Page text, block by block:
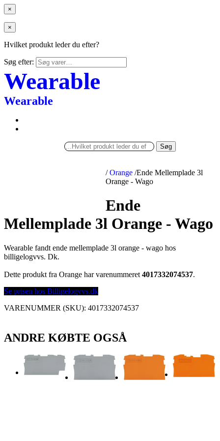
×
×
Hvilket produkt leder du efter?
Søg efter:
Wearable
Wearable
Søg
/ Orange /Ende Mellemplade 3l
Orange - Wago
Ende
Mellemplade 3l Orange - Wago
Wearable fandt ende mellemplade 3l orange - wago hos
billigelogvvs. Dk.
Dette produkt fra Orange har varenummeret 4017332074537.
Se prisen hos Billigelogvvs.dk
VARENUMMER (SKU): 4017332074537
ANDRE KØBTE OGSÅ